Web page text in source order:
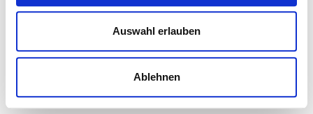
Auswahl erlauben
Ablehnen